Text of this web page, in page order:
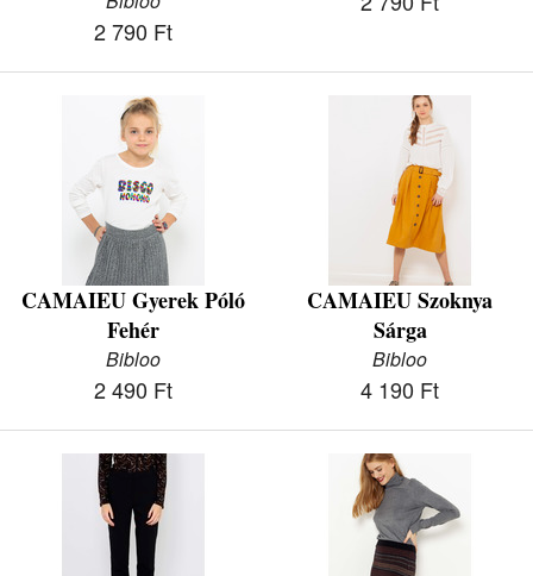
2 790 Ft
CAMAIEU Gyerek Póló
Fehér
Bibloo
2 490 Ft
CAMAIEU Szoknya
Sárga
Bibloo
4 190 Ft